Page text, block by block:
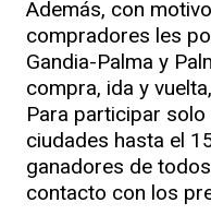
Además, con
compradores les
Gandia-Palma y
compra, ida y
Para participar
ciudades hasta el
ganadores de
contacto con los